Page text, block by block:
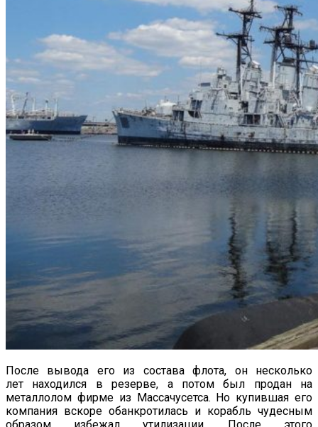
После вывода его из состава флота, он несколько
лет находился в резерве, а потом был продан на
металлолом фирме из Массачусетса. Но купившая его
компания вскоре обанкротилась и корабль чудесным